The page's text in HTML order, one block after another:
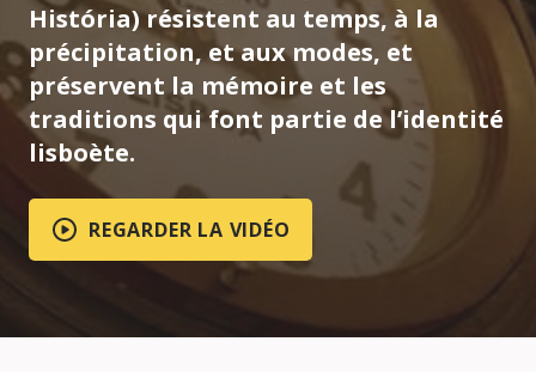
História) résistent au temps, à la
précipitation, et aux modes, et
préservent la mémoire et les
traditions qui font partie de l’identité
lisboète.
REGARDER LA VIDÉO